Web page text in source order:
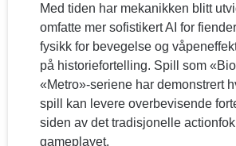
Med tiden har mekanikken blitt
omfatte mer sofistikert AI for
fysikk for bevegelse og
på historiefortelling. Spill som
«Metro»-seriene har demonstrert
spill kan levere overbevisende
siden av det tradisjonelle
gameplayet.